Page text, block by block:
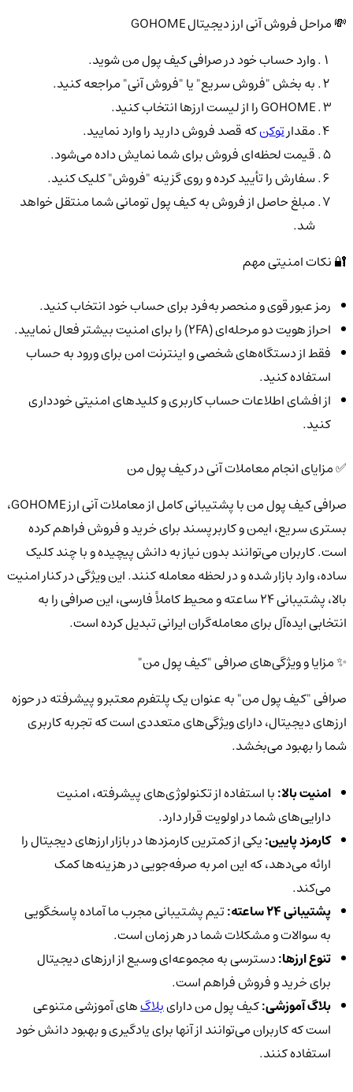
💸 مراحل فروش آنی ارز دیجیتال GOHOME
وارد حساب خود در صرافی کیف پول من شوید.
به بخش "فروش سریع" یا "فروش آنی" مراجعه کنید.
GOHOME را از لیست ارزها انتخاب کنید.
مقدارتوکنکه قصد فروش دارید را وارد نمایید.
قیمت لحظه‌ای فروش برای شما نمایش داده می‌شود.
سفارش را تأیید کرده و روی گزینه "فروش" کلیک کنید.
مبلغ حاصل از فروش به کیف پول تومانی شما منتقل خواهد
شد.
🔐 نکات امنیتی مهم
رمز عبور قوی و منحصر به‌فرد برای حساب خود انتخاب کنید.
احراز هویت دو مرحله‌ای (2FA) را برای امنیت بیشتر فعال نمایید.
فقط از دستگاه‌های شخصی و اینترنت امن برای ورود به حساب
استفاده کنید.
از افشای اطلاعات حساب کاربری و کلیدهای امنیتی خودداری
کنید.
✅ مزایای انجام معاملات آنی در کیف پول من
صرافی کیف پول من با پشتیبانی کامل از معاملات آنی ارز GOHOME،
بستری سریع، ایمن و کاربرپسند برای خرید و فروش فراهم کرده
است. کاربران می‌توانند بدون نیاز به دانش پیچیده و با چند کلیک
ساده، وارد بازار شده و در لحظه معامله کنند. این ویژگی در کنار امنیت
بالا، پشتیبانی ۲۴ ساعته و محیط کاملاً فارسی، این صرافی را به
انتخابی ایده‌آل برای معامله‌گران ایرانی تبدیل کرده است.
✨ مزایا و ویژگی‌های صرافی "کیف پول من"
صرافی "کیف پول من" به عنوان یک پلتفرم معتبر و پیشرفته در حوزه
ارزهای دیجیتال، دارای ویژگی‌های متعددی است که تجربه کاربری
شما را بهبود می‌بخشد.
امنیت بالا:با استفاده از تکنولوژی‌های پیشرفته، امنیت
دارایی‌های شما در اولویت قرار دارد.
کارمزد پایین:یکی از کمترین کارمزدها در بازار ارزهای دیجیتال را
ارائه می‌دهد، که این امر به صرفه‌جویی در هزینه‌ها کمک
می‌کند.
پشتیبانی 24 ساعته:
تیم پشتیبانی مجرب ما آماده پاسخگویی
به سوالات و مشکلات شما در هر زمان است.
تنوع ارزها:دسترسی به مجموعه‌ای وسیع از ارزهای دیجیتال
برای خرید و فروش فراهم است.
بلاگ آموزشی:کیف پول من دارایبلاگ‌های آموزشی متنوعی
است که کاربران می‌توانند از آنها برای یادگیری و بهبود دانش خود
استفاده کنند.